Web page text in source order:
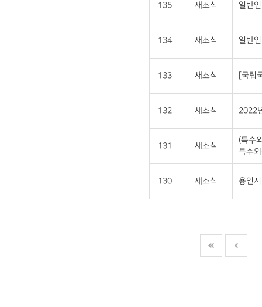
135 새소식 일반
134 새소식 일반
133 새소식 [국립
132 새소식 2022
131 새소식
(특수
특수
130 새소식 용인